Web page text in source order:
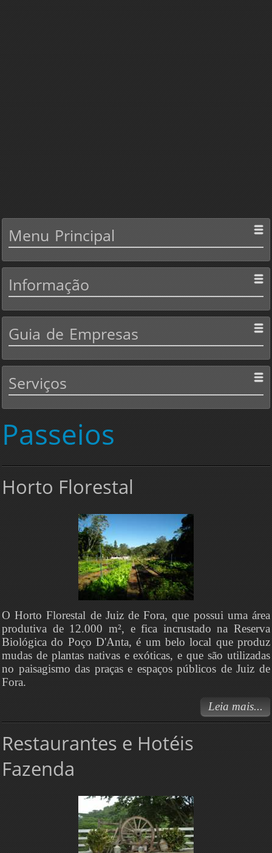
Menu Principal
Informação
Guia de Empresas
Serviços
Passeios
Horto Florestal
O Horto Florestal de Juiz de Fora, que possui uma área
produtiva de 12.000 m², e fica incrustado na Reserva
Biológica do Poço D'Anta, é um belo local que produz
mudas de plantas nativas e exóticas, e que são utilizadas
no paisagismo das praças e espaços públicos de Juiz de
Fora.
Leia mais...
Restaurantes e Hotéis
Fazenda